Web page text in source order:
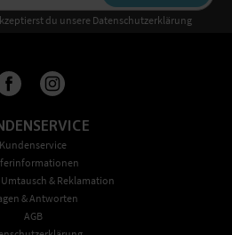
du unsere Datenschutzerklärung
Kundenservice
& Reklamation
& Antworten
AGB